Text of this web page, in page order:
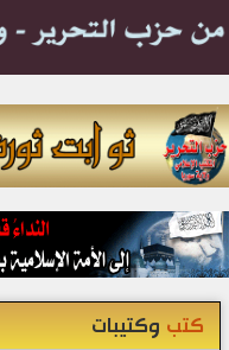
كتب وكتيبات